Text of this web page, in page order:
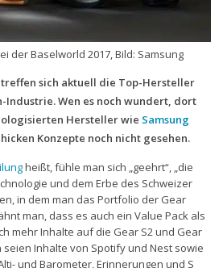
der Baselworld 2017, Bild: Samsung
sich aktuell die Top-Hersteller
Industrie. Wen es noch wundert, dort
Hersteller wie Samsung
Konzepte noch nicht gesehen.
heißt, fühle man sich „geehrt“, „die
und dem Erbe des Schweizer
in dem man das Portfolio der Gear
man, dass es auch ein Value Pack als
mehr Inhalte auf die Gear S2 und Gear
seien Inhalte von Spotify und Nest sowie
und Barometer, Erinnerungen und S